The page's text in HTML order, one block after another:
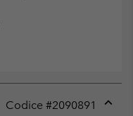
Codice #2090891